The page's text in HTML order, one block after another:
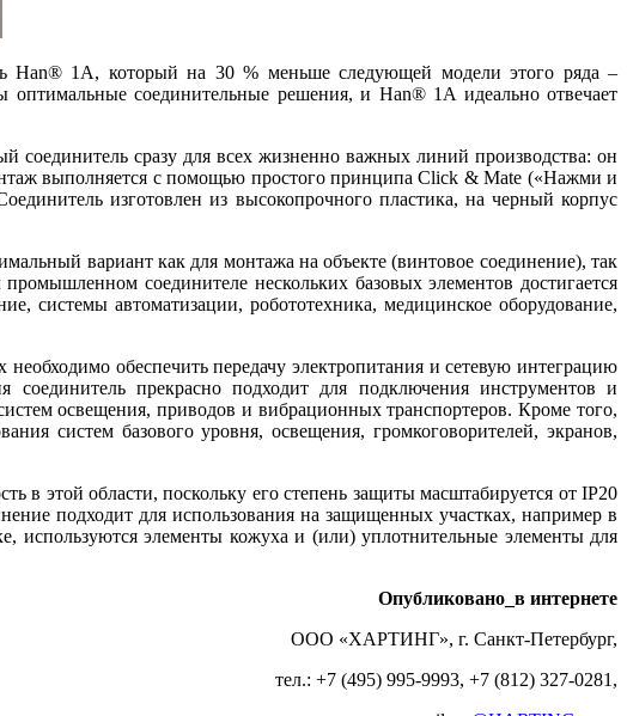
Han® 1A, который на 30 % меньше следующей модели этого ряда –
оптимальные соединительные решения, и Han® 1A идеально отвечает
сразу для всех жизненно важных линий производства: он
выполняется с помощью простого принципа Click & Mate («Нажми и
изготовлен из высокопрочного пластика, на черный корпус
вариант как для монтажа на объекте (винтовое соединение), так
соединителе нескольких базовых элементов достигается
системы автоматизации, робототехника, медицинское оборудование,
обеспечить передачу электропитания и сетевую интеграцию
соединитель прекрасно подходит для подключения инструментов и
освещения, приводов и вибрационных транспортеров. Кроме того,
систем базового уровня, освещения, громкоговорителей, экранов,
этой области, поскольку его степень защиты масштабируется от IP20
подходит для использования на защищенных участках, например в
элементы кожуха и (или) уплотнительные элементы для
Опубликовано_в интернете
ООО «ХАРТИНГ», г. Санкт-Петербург,
тел.: +7 (495) 995-9993, +7 (812) 327-0281,